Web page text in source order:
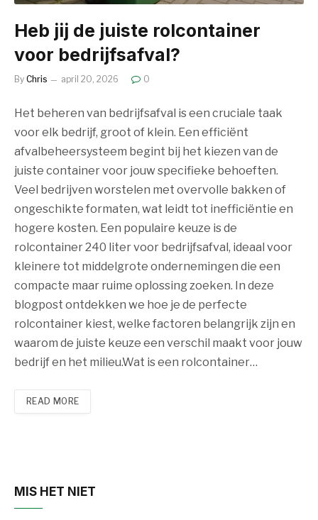
Heb jij de juiste rolcontainer
voor bedrijfsafval?
By Chris april 20, 2026 0
Het beheren van bedrijfsafval is een cruciale taak
voor elk bedrijf, groot of klein. Een efficiënt
afvalbeheersysteem begint bij het kiezen van de
juiste container voor jouw specifieke behoeften.
Veel bedrijven worstelen met overvolle bakken of
ongeschikte formaten, wat leidt tot inefficiëntie en
hogere kosten. Een populaire keuze is de
rolcontainer 240 liter voor bedrijfsafval, ideaal voor
kleinere tot middelgrote ondernemingen die een
compacte maar ruime oplossing zoeken. In deze
blogpost ontdekken we hoe je de perfecte
rolcontainer kiest, welke factoren belangrijk zijn en
waarom de juiste keuze een verschil maakt voor jouw
bedrijf en het milieu.Wat is een rolcontainer…
READ MORE
MIS HET NIET